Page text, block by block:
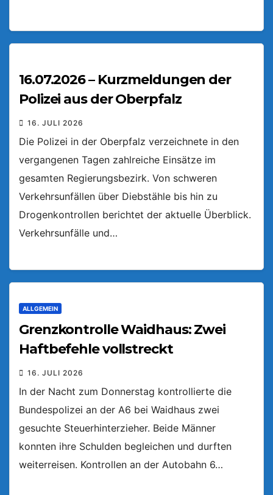
16.07.2026 – Kurzmeldungen der
Polizei aus der Oberpfalz
16. JULI 2026
Die Polizei in der Oberpfalz verzeichnete in den
vergangenen Tagen zahlreiche Einsätze im
gesamten Regierungsbezirk. Von schweren
Verkehrsunfällen über Diebstähle bis hin zu
Drogenkontrollen berichtet der aktuelle Überblick.
Verkehrsunfälle und…
ALLGEMEIN
Grenzkontrolle Waidhaus: Zwei
Haftbefehle vollstreckt
16. JULI 2026
In der Nacht zum Donnerstag kontrollierte die
Bundespolizei an der A6 bei Waidhaus zwei
gesuchte Steuerhinterzieher. Beide Männer
konnten ihre Schulden begleichen und durften
weiterreisen. Kontrollen an der Autobahn 6…